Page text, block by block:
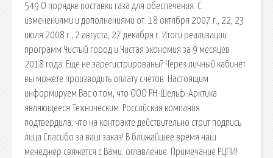
549 О порядке поставки газа для обеспечения. С
изменениями и дополнениями от: 18 октября 2007 г., 22, 23
июля 2008 г., 2 августа, 27 декабря г. Итоги реализации
программ Чистый город и Чистая экономия за 9 месяцев
2018 года. Еще не зарегистрированы? Через личный кабинет
вы можете производить оплату счетов. Настоящим
информируем Вас о том, что ООО РН-Шельф-Арктика
являющееся Техническим. Российская компания
подтвердила, что на контракте действительно стоит подпись
лица Спасибо за ваш заказ! В ближайшее время наш
менеджер свяжется с Вами. оглавление. Примечание РЦПИ!